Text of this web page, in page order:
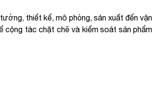
thiết kế, mô phỏng, sản xuất đến vận
cộng tác chặt chẽ và kiểm soát sản phẩm